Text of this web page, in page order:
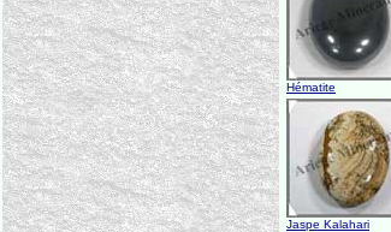
Hématite
Jaspe Kalahari